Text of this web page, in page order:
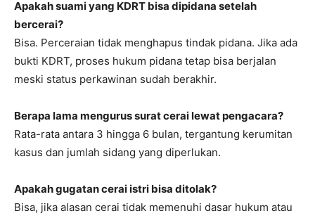
Apakah suami yang KDRT bisa dipidana setelah
bercerai?
Bisa. Perceraian tidak menghapus tindak pidana. Jika ada
bukti KDRT, proses hukum pidana tetap bisa berjalan
meski status perkawinan sudah berakhir.
Berapa lama mengurus surat cerai lewat pengacara?
Rata-rata antara 3 hingga 6 bulan, tergantung kerumitan
kasus dan jumlah sidang yang diperlukan.
Apakah gugatan cerai istri bisa ditolak?
Bisa, jika alasan cerai tidak memenuhi dasar hukum atau